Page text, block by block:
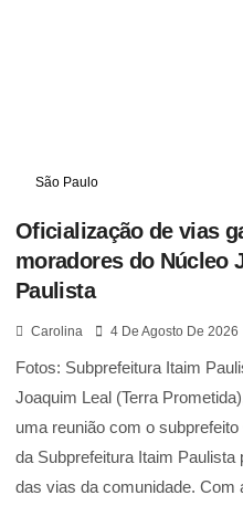
São Paulo
Oficialização de vias
moradores do Núcleo
Paulista
Carolina 4 De Agosto De 2026
Fotos: Subprefeitura Itaim
Joaquim Leal (Terra
uma reunião com o
da Subprefeitura Itaim
das vias da comunidade.